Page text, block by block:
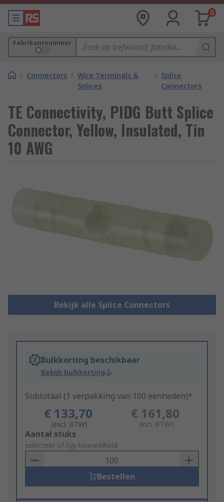
0
Fabrikantnummer
/ Connectors / Wire Terminals &
Splices
/ Splice
Connectors
TE Connectivity, PIDG Butt Splice
Connector, Yellow, Insulated, Tin
10 AWG
Bekijk alle Splice Connectors
Bulkkorting beschikbaar
Bekijk bulkkorting
Subtotaal (1 verpakking van 100 eenheden)*
€ 133,70
(excl. BTW)
€ 161,80
(incl. BTW)
Add
to
Basket
Aantal stuks
selecteer of typ hoeveelheid
Bestellen